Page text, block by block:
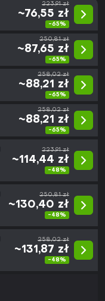
223,91 zł
~76,55 zł
-65%
250,81 zł
~87,65 zł
-65%
258,02 zł
~88,21 zł
-65%
258,02 zł
~88,21 zł
-65%
223,91 zł
~114,44 zł
-48%
250,81 zł
~130,40 zł
-48%
258,02 zł
~131,87 zł
-48%